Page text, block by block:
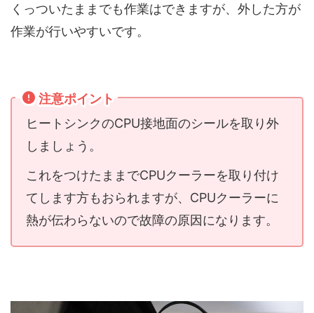
くっついたままでも作業はできますが、外した方が
作業が行いやすいです。
注意ポイント
ヒートシンクのCPU接地面のシールを取り外
しましょう。
これをつけたままでCPUクーラーを取り付け
てします方もおられますが、CPUクーラーに
熱が伝わらないので故障の原因になります。